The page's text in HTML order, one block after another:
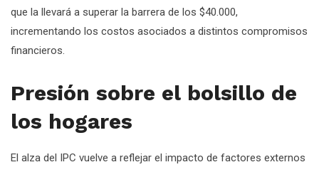
que la llevará a superar la barrera de los $40.000,
incrementando los costos asociados a distintos compromisos
financieros.
Presión sobre el bolsillo de
los hogares
El alza del IPC vuelve a reflejar el impacto de factores externos